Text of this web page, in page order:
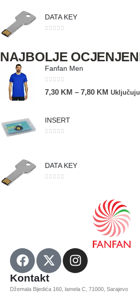
DATA KEY
NAJBOLJE
Fanfan Men
7,30 KM – 7,80 KM
INSERT
DATA KEY
Kontakt
Džemala Bijedića 160, lamela C, 71000, Sarajevo